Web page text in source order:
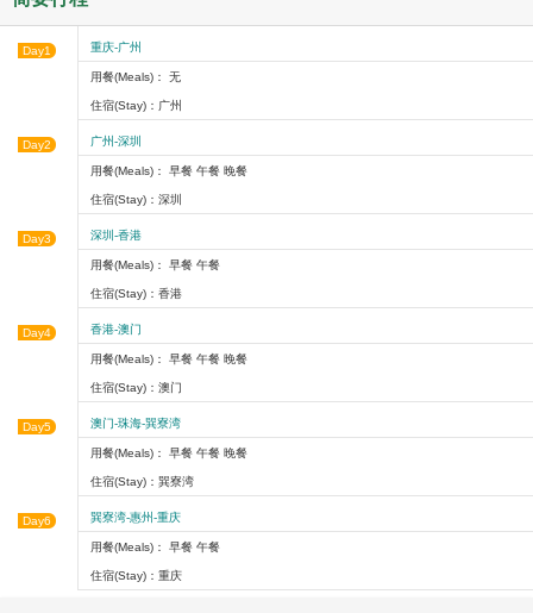
Day1 重庆-广州
用餐(Meals)： 无
住宿(Stay)：广州
Day2 广州-深圳
用餐(Meals)： 早餐 午餐 晚餐
住宿(Stay)：深圳
Day3 深圳-香港
用餐(Meals)： 早餐 午餐
住宿(Stay)：香港
Day4 香港-澳门
用餐(Meals)： 早餐 午餐 晚餐
住宿(Stay)：澳门
Day5 澳门-珠海-巽寮湾
用餐(Meals)： 早餐 午餐 晚餐
住宿(Stay)：巽寮湾
Day6 巽寮湾-惠州-重庆
用餐(Meals)： 早餐 午餐
住宿(Stay)：重庆